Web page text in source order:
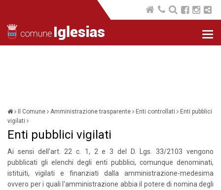
Il Comune Amministrazione trasparente Enti controllati
Enti pubblici
vigilati
Enti pubblici vigilati
Ai sensi dell'art. 22 c. 1, 2 e 3 del D. Lgs. 33/2103 vengono
pubblicati gli elenchi degli enti pubblici, comunque denominati,
istituiti, vigilati e finanziati dalla amministrazione-medesima
ovvero per i quali l'amministrazione abbia il potere di nomina degli